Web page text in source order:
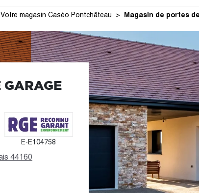
Votre magasin Caséo Pontchâteau Magasin de portes
GARAGE
E-E104758
44160